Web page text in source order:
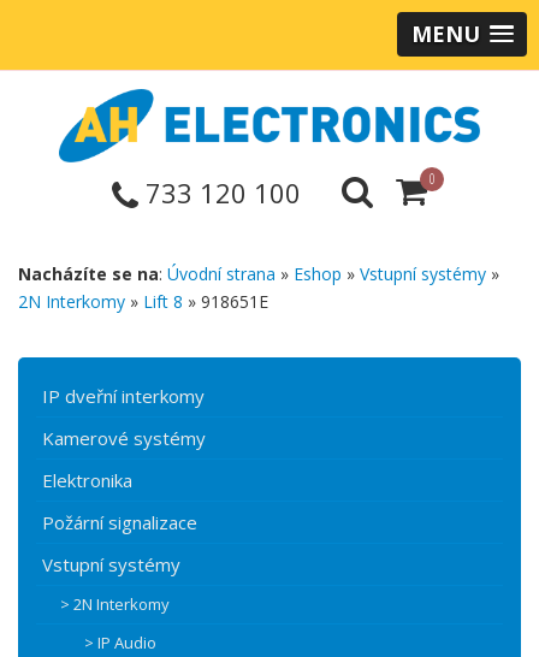
MENU
733 120 100 0
Nacházíte se na: Úvodní strana » Eshop » Vstupní systémy »
2N Interkomy » Lift 8 » 918651E
IP dveřní interkomy
Kamerové systémy
Elektronika
Požární signalizace
Vstupní systémy
> 2N Interkomy
> IP Audio